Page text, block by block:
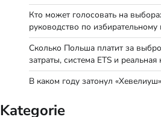
Кто может голосовать на
руководство по избирательному
Сколько Польша платит за
затраты, система ETS и
В каком году затонул
Kategorie